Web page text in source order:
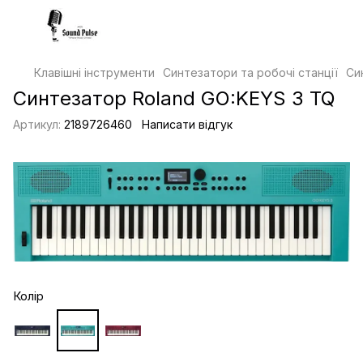
Клавішні інструменти Синтезатори та робочі станції
Синтезатор Roland GO:KEYS 3 TQ
Артикул: 2189726460 Написати відгук
Колір